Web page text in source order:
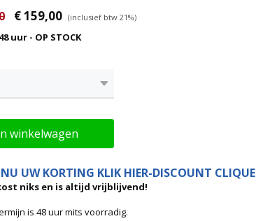
€ 159,00 (inclusief btw 21%)
48 uur - OP STOCK
winkelwagen
UW KORTING KLIK HIER-DISCOUNT
niks en is altijd vrijblijvend!
is 48 uur mits voorradig.